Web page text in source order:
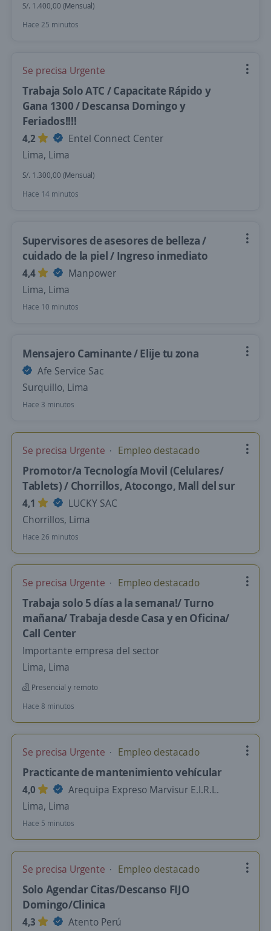
S/. 1.400,00 (Mensual)
Hace 25 minutos
Se precisa Urgente
Trabaja Solo ATC / Capacitate Rápido y
Gana 1300 / Descansa Domingo y
Feriados!!!!
4,2
Entel Connect Center
Lima, Lima
S/. 1.300,00 (Mensual)
Hace 14 minutos
Supervisores de asesores de belleza /
cuidado de la piel / Ingreso inmediato
4,4
Manpower
Lima, Lima
Hace 10 minutos
Mensajero Caminante / Elije tu zona
Afe Service Sac
Surquillo, Lima
Hace 3 minutos
Se precisa Urgente Empleo destacado
Promotor/a Tecnología Movil (Celulares/
Tablets) / Chorrillos, Atocongo, Mall del sur
4,1
LUCKY SAC
Chorrillos, Lima
Hace 26 minutos
Se precisa Urgente Empleo destacado
Trabaja solo 5 días a la semana!/ Turno
mañana/ Trabaja desde Casa y en Oficina/
Call Center
Importante empresa del sector
Lima, Lima
Presencial y remoto
Hace 8 minutos
Se precisa Urgente Empleo destacado
Practicante de mantenimiento vehícular
4,0
Arequipa Expreso Marvisur E.I.R.L.
Lima, Lima
Hace 5 minutos
Se precisa Urgente Empleo destacado
Solo Agendar Citas/Descanso FIJO
Domingo/Clinica
4,3
Atento Perú